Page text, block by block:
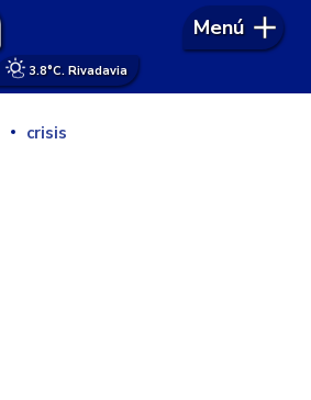
3.8°C. Rivadavia
Menú
crisis